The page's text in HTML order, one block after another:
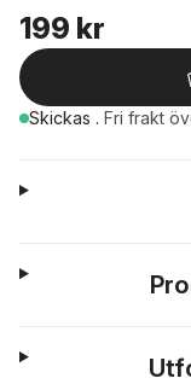
199 kr
Skickas . Fri frakt